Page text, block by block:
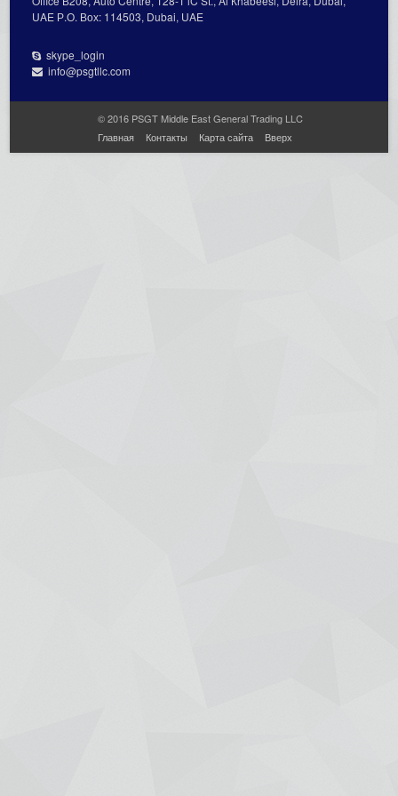
UAE Р.О. Вох: 114503, Dubai, UAE
skype_login
info@psgtllc.com
© 2016 PSGT Middle East General Trading LLC
Главная
Контакты Карта сайта Вверх